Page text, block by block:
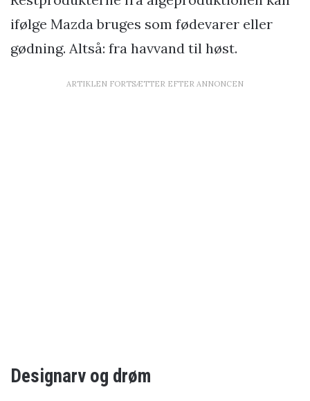
ifølge Mazda bruges som fødevarer eller
gødning. Altså: fra havvand til høst.
ARTIKLEN FORTSÆTTER EFTER ANNONCEN
Designarv og drøm